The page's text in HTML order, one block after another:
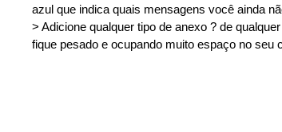
azul que indica quais mensagens você ainda
> Adicione qualquer tipo de anexo ? de
fique pesado e ocupando muito espaço no seu